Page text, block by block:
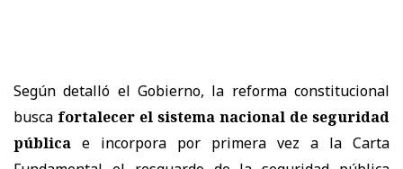
Según detalló el Gobierno, la reforma constitucional
busca fortalecer el sistema nacional de seguridad
pública e incorpora por primera vez a la Carta